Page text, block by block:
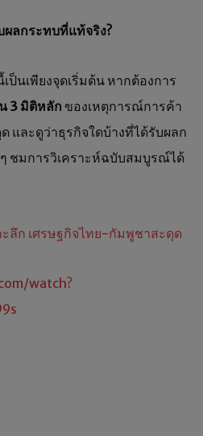
ผลกระทบที่แท้จริง?
ป็นเพียงจุดเริ่มต้น หากต้องการ
3 มิติหลัก ของเหตุการณ์การค้า
และดูว่าธุรกิจใดบ้างที่ได้รับผลก
ชมการวิเคราะห์ฉบับสมบูรณ์ได้
ลึก เศรษฐกิจไทย-กัมพูชาสะดุด
watch?